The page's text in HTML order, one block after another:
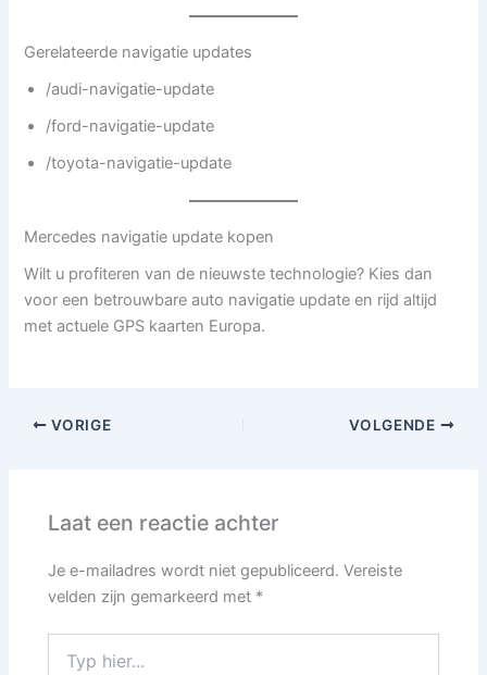
Gerelateerde navigatie updates
/audi-navigatie-update
/ford-navigatie-update
/toyota-navigatie-update
Mercedes navigatie update kopen
Wilt u profiteren van de nieuwste technologie? Kies dan
voor een betrouwbare auto navigatie update en rijd altijd
met actuele GPS kaarten Europa.
VORIGE VOLGENDE
Laat een reactie achter
Je e-mailadres wordt niet gepubliceerd. Vereiste
velden zijn gemarkeerd met *
hier...